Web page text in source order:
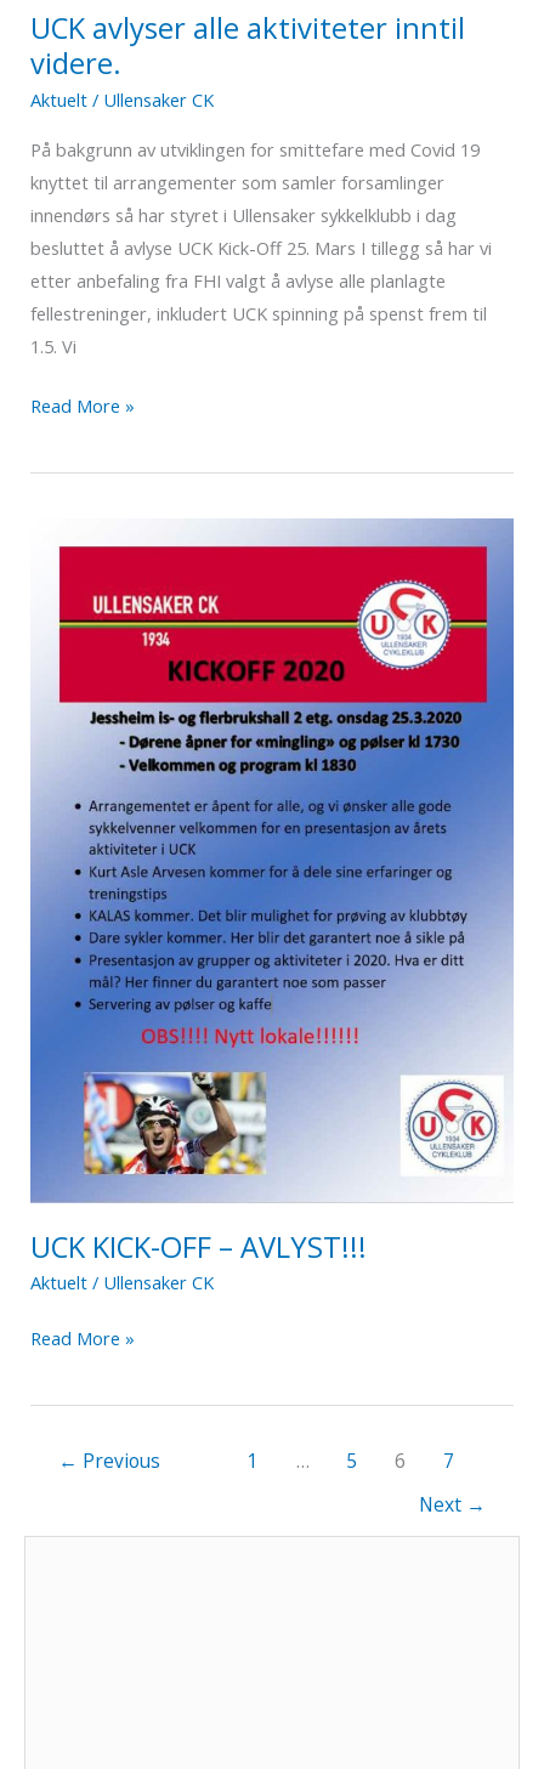
UCK avlyser alle aktiviteter inntil
videre.
Aktuelt / Ullensaker CK
På bakgrunn av utviklingen for smittefare med Covid 19
knyttet til arrangementer som samler forsamlinger
innendørs så har styret i Ullensaker sykkelklubb i dag
besluttet å avlyse UCK Kick-Off 25. Mars I tillegg så har vi
etter anbefaling fra FHI valgt å avlyse alle planlagte
fellestreninger, inkludert UCK spinning på spenst frem til
1.5. Vi
UCK
alle
Read More »
UCK KICK-OFF – AVLYST!!!
Aktuelt / Ullensaker CK
UCK
OFF
AVLYST!!!
Read More »
← Previous 1 … 5 6
7
Next →